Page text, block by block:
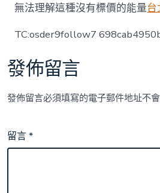
無法理解這種沒有標價的能量台
TC:osder9follow7
發佈留言
發佈留言必須填寫的電子郵件地址不會
留言*